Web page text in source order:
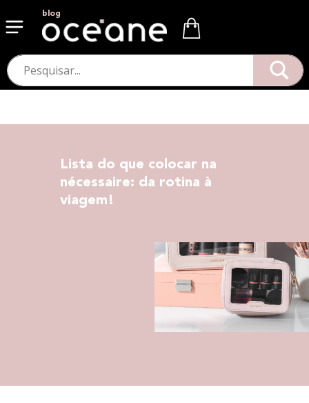
blog
Lista do que colocar na
nécessaire: da rotina à
viagem!